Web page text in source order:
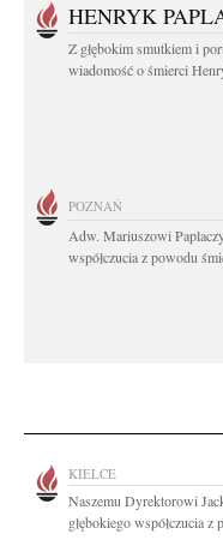
HENRYK
Z głębokim smutkiem i
wiadomość o śmierci
POZNAŃ
Adw. Mariuszowi
współczucia z powodu
KIELCE
Naszemu Dyrektorowi
głębokiego współczucia z